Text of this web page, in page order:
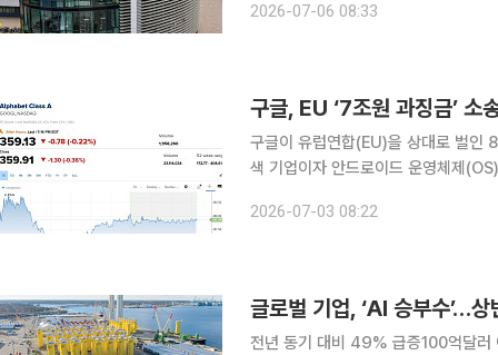
지시간) 파이낸셜타임스(FT)와의 인
2026-07-06 08:33
구글이 유럽연합(EU)을 상대로 벌인
색 기업이자 안드로이드 운영체제
2일(현지시간) 로이터와 가디언 등에
2026-07-03 08:22
글로벌 기업, ‘AI 승부수’…
전년 동기 대비 49% 급증100억달러